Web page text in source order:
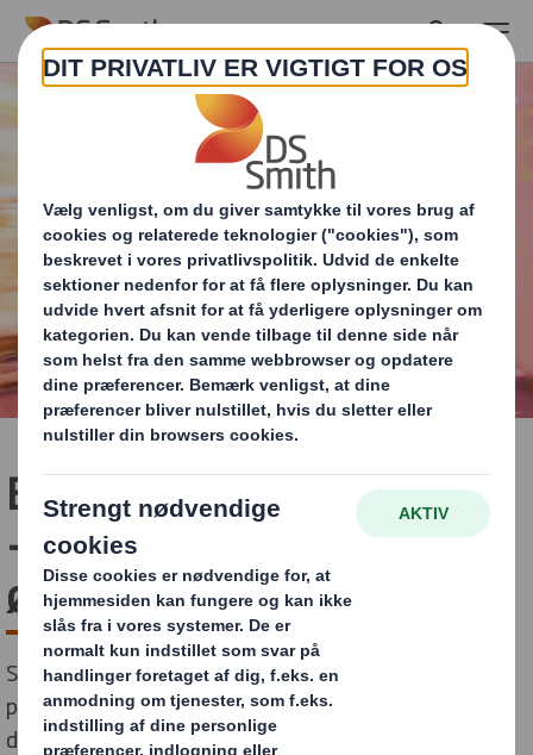
Skip to main content
Effektfuldt POS materiale
– Fang kundernes øjne og
øg salget
Styrk din butiks synlighed og øg salget med
professionelt POS-materiale, der er skræddersyet til
dine målgrupper og produkter.